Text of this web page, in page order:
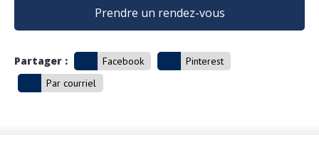
Prendre un rendez-vous
Partager : Facebook
Pinterest
Par courriel